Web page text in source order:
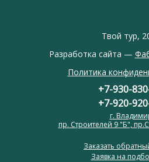
Твой тур,
Разработка сайта —
Политика
+7-930-
+7-920-
г.
пр. Строителей 9 "Б",
Заказать
Заявка на